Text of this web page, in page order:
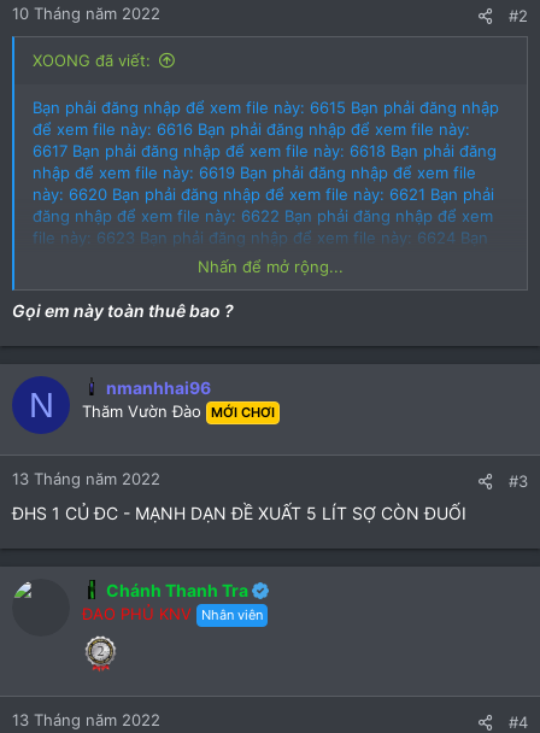
s
(
s
10 Tháng năm 2022 #2
XOONG đã viết:
Bạn phải đăng nhập để xem file này: 6615 Bạn phải đăng nhập
để xem file này: 6616 Bạn phải đăng nhập để xem file này:
6617 Bạn phải đăng nhập để xem file này: 6618 Bạn phải đăng
nhập để xem file này: 6619 Bạn phải đăng nhập để xem file
này: 6620 Bạn phải đăng nhập để xem file này: 6621 Bạn phải
đăng nhập để xem file này: 6622 Bạn phải đăng nhập để xem
file này: 6623 Bạn phải đăng nhập để xem file này: 6624 Bạn
phải đăng nhập để xem file này: 6625
Bạn phải đăng nhập để xem file này: 6627
Nhấn để mở rộng...
Gọi em này toàn thuê bao ?
N nmanhhai96
Thăm Vườn Đào MỚI CHƠI
13 Tháng năm 2022 #3
ĐHS 1 CỦ ĐC - MẠNH DẠN ĐỀ XUẤT 5 LÍT SỢ CÒN ĐUỐI
Chánh Thanh Tra
ĐAO PHỦ KNV Nhân viên
13 Tháng năm 2022 #4